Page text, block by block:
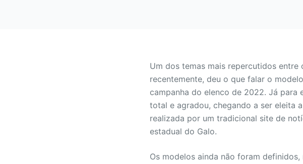
Um dos temas mais repercutidos entre
recentemente, deu o que falar o
campanha do elenco de 2022. Já
total e agradou, chegando a ser eleita
realizada por um tradicional site de
estadual do Galo.
Os modelos ainda não foram